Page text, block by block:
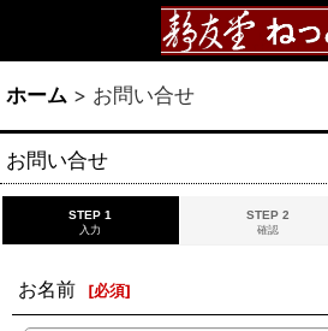
ホーム > お問い合せ
お問い合せ
STEP 1
入力
STEP 2
確認
お名前 [必須]